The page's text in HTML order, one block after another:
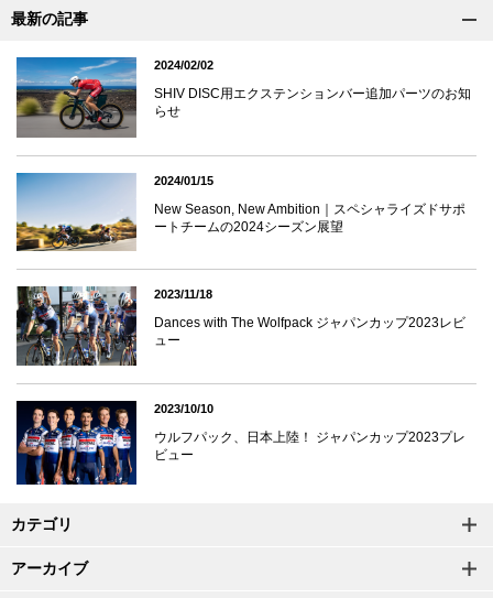
最新の記事
2024/02/02
SHIV DISC用エクステンションバー追加パーツのお知
らせ
2024/01/15
New Season, New Ambition｜スペシャライズドサポ
ートチームの2024シーズン展望
2023/11/18
Dances with The Wolfpack ジャパンカップ2023レビ
ュー
2023/10/10
ウルフパック、日本上陸！ ジャパンカップ2023プレ
ビュー
カテゴリ
アーカイブ